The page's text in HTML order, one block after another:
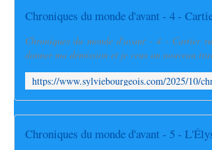
Chroniques du monde d'avant - 4 - Cartier
donner ma démission et je veux un nouveau